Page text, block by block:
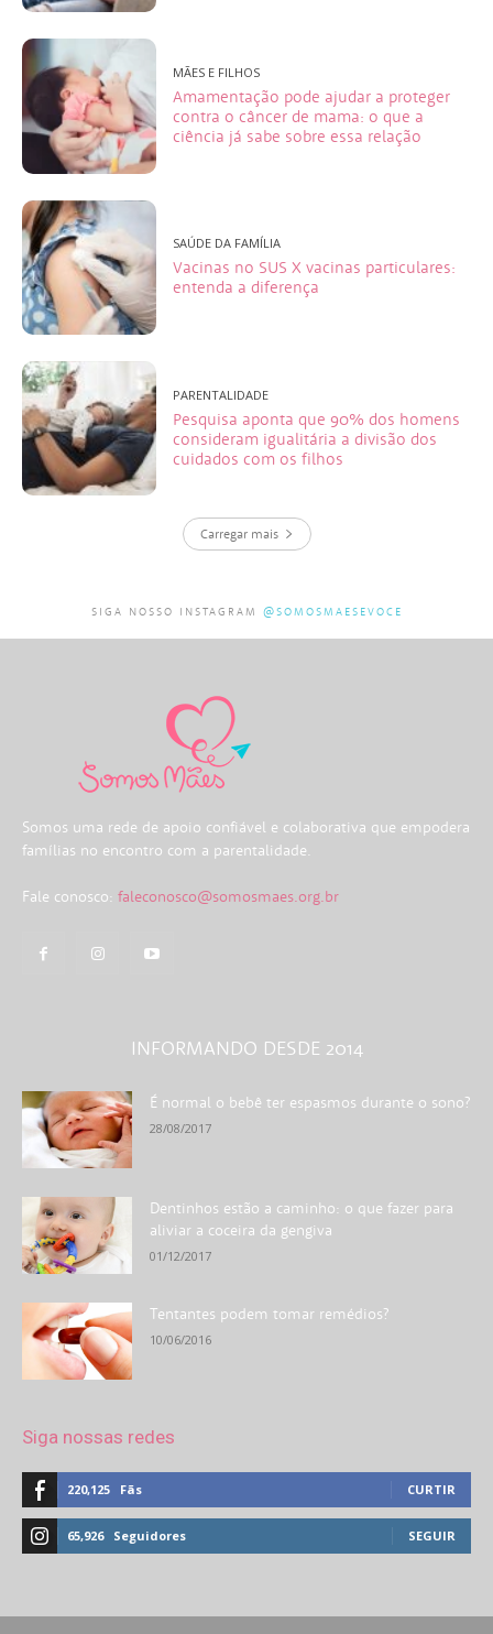
MÃES E FILHOS
Amamentação pode ajudar a proteger
contra o câncer de mama: o que a
ciência já sabe sobre essa relação
SAÚDE DA FAMÍLIA
Vacinas no SUS X vacinas particulares:
entenda a diferença
PARENTALIDADE
Pesquisa aponta que 90% dos homens
consideram igualitária a divisão dos
cuidados com os filhos
Carregar mais
SIGA NOSSO INSTAGRAM @SOMOSMAESEVOCE
Somos uma rede de apoio confiável e colaborativa que empodera
famílias no encontro com a parentalidade.
Fale conosco: faleconosco@somosmaes.org.br
INFORMANDO DESDE 2014
É normal o bebê ter espasmos durante o sono?
28/08/2017
Dentinhos estão a caminho: o que fazer para
aliviar a coceira da gengiva
01/12/2017
Tentantes podem tomar remédios?
10/06/2016
Siga nossas redes
220,125 Fãs CURTIR
65,926 Seguidores SEGUIR